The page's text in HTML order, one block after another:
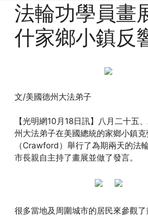
法輪功學員畫
什家鄉小鎮反
文/美國德州大法弟子
【光明網10月18日訊】八月二十五
州大法弟子在美國總統的家鄉小鎮
（Crawford）舉行了為期兩天的法
市長親自主持了畫展並做了發言。
很多當地及周圍城市的居民來參觀